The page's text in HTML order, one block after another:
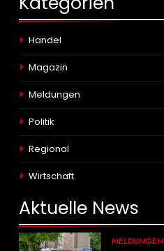
Handel
Magazin
Meldungen
Politik
Regional
Wirtschaft
Aktuelle News
MELDUNGEN